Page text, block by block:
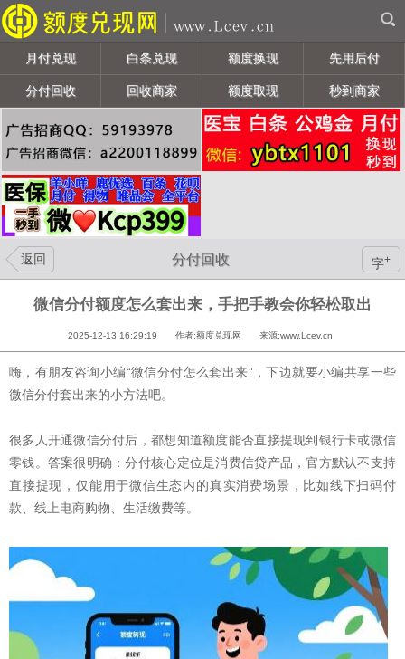
月付兑现 白条兑现 额度换现 先用后付
分付回收 回收商家 额度取现 秒到商家
返回 分付回收 字+
微信分付额度怎么套出来，手把手教会你轻松取出
2025-12-13 16:29:19 作者:额度兑现网 来源:www.Lcev.cn
嗨，有朋友咨询小编“微信分付怎么套出来”，下边就要小编共享一些
微信分付套出来的小方法吧。
很多人开通微信分付后，都想知道额度能否直接提现到银行卡或微信
零钱。答案很明确：分付核心定位是消费信贷产品，官方默认不支持
直接提现，仅能用于微信生态内的真实消费场景，比如线下扫码付
款、线上电商购物、生活缴费等。